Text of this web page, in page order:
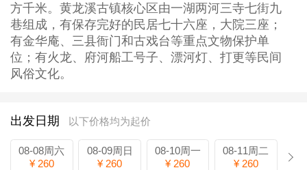
方千米。黄龙溪古镇核心区由一湖两河三寺七街九
巷组成，有保存完好的民居七十六座，大院三座；
有金华庵、三县衙门和古戏台等重点文物保护单
位；有火龙、府河船工号子、漂河灯、打更等民间
风俗文化。
出发日期 以下价格均为起价
08-08周六
¥ 260
08-09周日
¥ 260
08-10周一
¥ 260
08-11周二
¥ 260